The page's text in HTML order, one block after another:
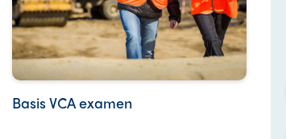
Basis VCA examen